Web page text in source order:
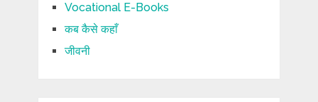
Vocational E-Books
कब कैसे कहाँ
जीवनी